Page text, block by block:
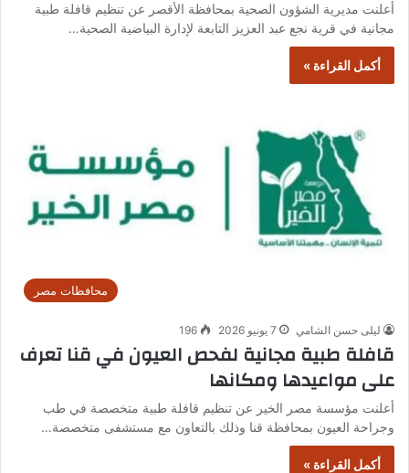
أعلنت مديرية الشؤون الصحية بمحافظة الأقصر عن تنظيم قافلة طبية
مجانية في قرية نجع عبد العزيز التابعة لإدارة البياضية الصحية…
أكمل القراءة »
محافظات مصر
ليلى حسن الشامي 7 يونيو 2026 196
قافلة طبية مجانية لفحص العيون في قنا تعرف
على مواعيدها ومكانها
أعلنت مؤسسة مصر الخير عن تنظيم قافلة طبية متخصصة في طب
وجراحة العيون بمحافظة قنا وذلك بالتعاون مع مستشفى متخصصة…
أكمل القراءة »